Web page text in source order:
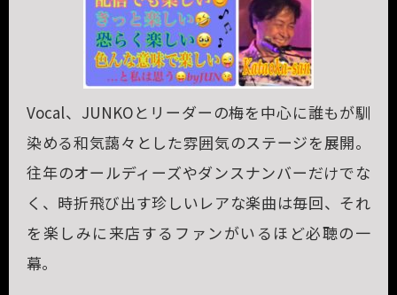
Vocal、JUNKOとリーダーの梅を中心に誰もが馴
染める和気藹々とした雰囲気のステージを展開。
往年のオールディーズやダンスナンバーだけでな
く、時折飛び出す珍しいレアな楽曲は毎回、それ
を楽しみに来店するファンがいるほど必聴の一
幕。